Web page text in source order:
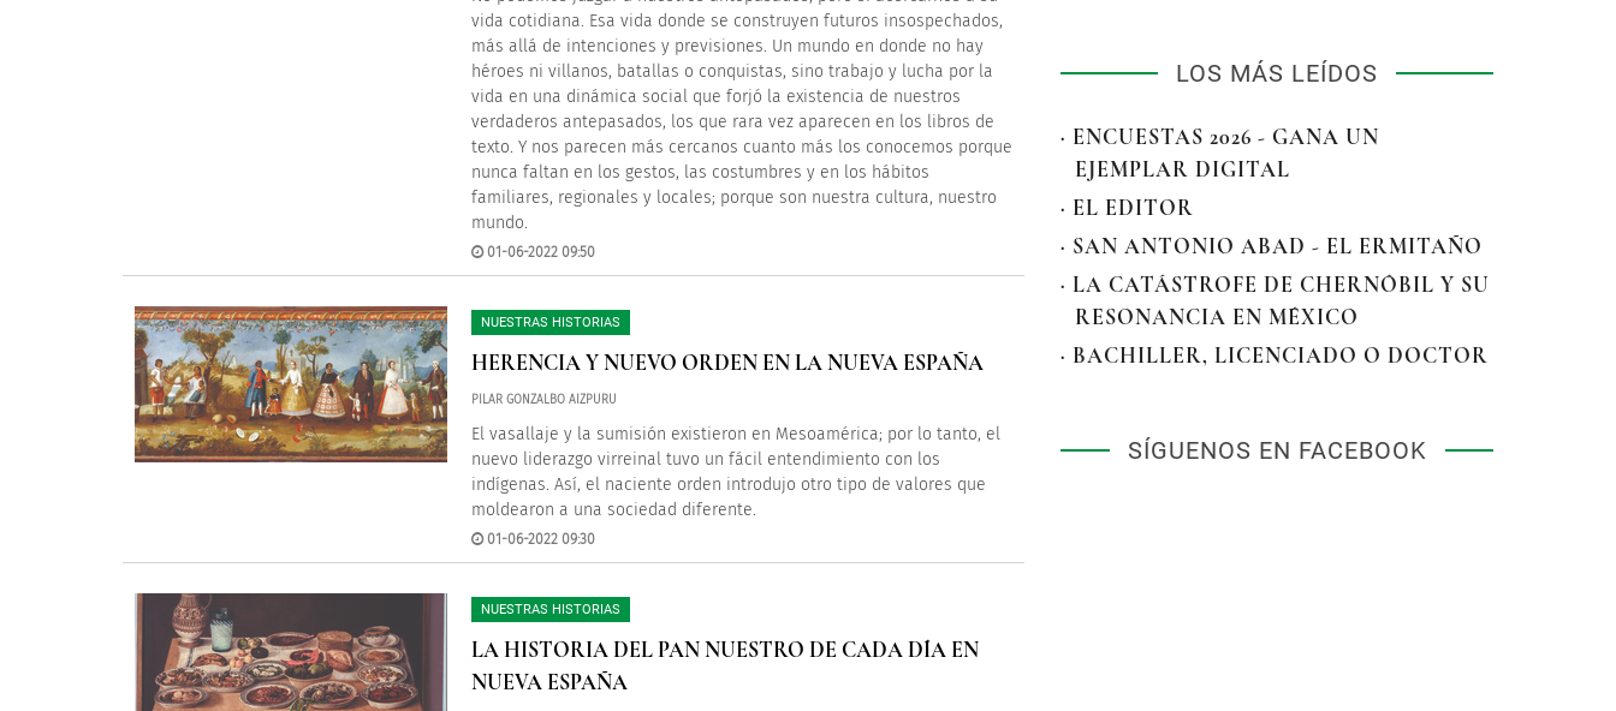
vida cotidiana. Esa vida donde se construyen futuros insospechados,
más allá de intenciones y previsiones. Un mundo en donde no hay
héroes ni villanos, batallas o conquistas, sino trabajo y lucha por la
vida en una dinámica social que forjó la existencia de nuestros
verdaderos antepasados, los que rara vez aparecen en los libros de
texto. Y nos parecen más cercanos cuanto más los conocemos porque
nunca faltan en los gestos, las costumbres y en los hábitos
familiares, regionales y locales; porque son nuestra cultura, nuestro
mundo.
01-06-2022 09:50
NUESTRAS HISTORIAS
HERENCIA Y NUEVO ORDEN EN LA NUEVA ESPAÑA
PILAR GONZALBO AIZPURU
El vasallaje y la sumisión existieron en Mesoamérica; por lo tanto, el
nuevo liderazgo virreinal tuvo un fácil entendimiento con los
indígenas. Así, el naciente orden introdujo otro tipo de valores que
moldearon a una sociedad diferente.
01-06-2022 09:30
NUESTRAS HISTORIAS
LA HISTORIA DEL PAN NUESTRO DE CADA DÍA EN
NUEVA ESPAÑA
LOS MÁS LEÍDOS
· ENCUESTAS 2026 - GANA UN
EJEMPLAR DIGITAL
· EL EDITOR
· SAN ANTONIO ABAD - EL ERMITAÑO
· LA CATÁSTROFE DE CHERNÓBIL Y SU
RESONANCIA EN MÉXICO
· BACHILLER, LICENCIADO O DOCTOR
SÍGUENOS EN FACEBOOK